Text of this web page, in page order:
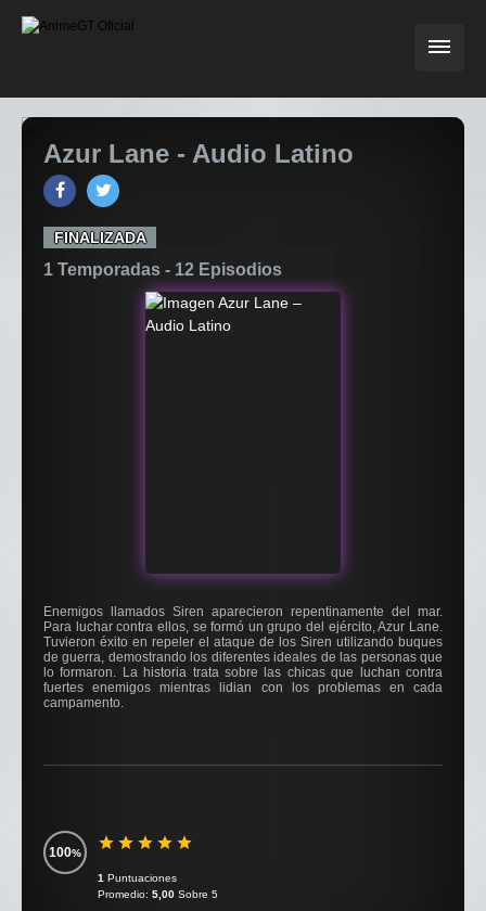
Azur Lane - Audio Latino
FINALIZADA
1 Temporadas - 12 Episodios
Enemigos llamados Siren aparecieron repentinamente del mar.
Para luchar contra ellos, se formó un grupo del ejército, Azur Lane.
Tuvieron éxito en repeler el ataque de los Siren utilizando buques
de guerra, demostrando los diferentes ideales de las personas que
lo formaron. La historia trata sobre las chicas que luchan contra
fuertes enemigos mientras lidian con los problemas en cada
campamento.
100
1 Puntuaciones
Promedio: 5,00 Sobre 5